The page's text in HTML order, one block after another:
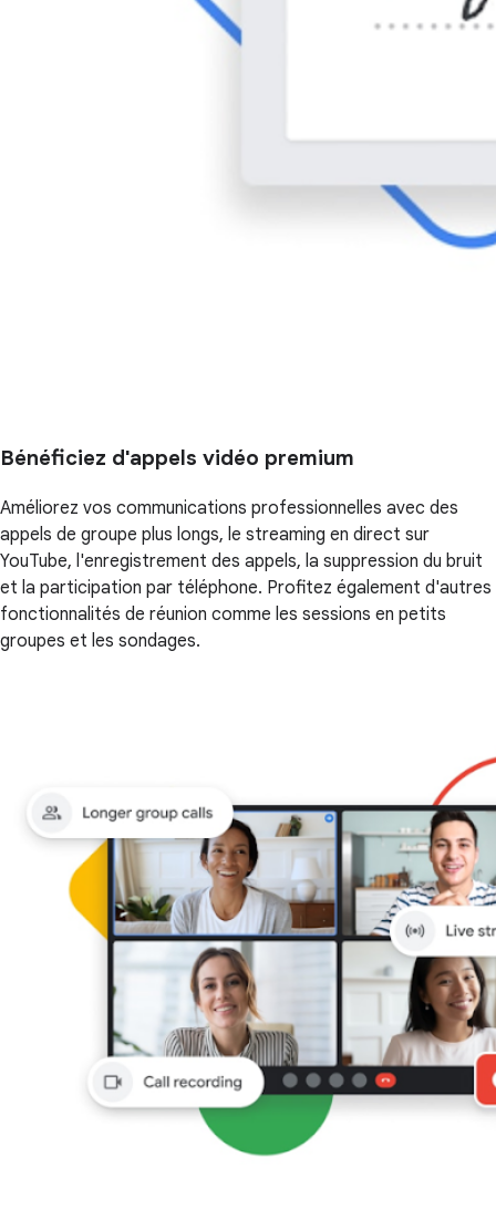
Bénéficiez d'appels vidéo premium
Améliorez vos communications professionnelles avec des
appels de groupe plus longs, le streaming en direct sur
YouTube, l'enregistrement des appels, la suppression du bruit
et la participation par téléphone. Profitez également d'autres
fonctionnalités de réunion comme les sessions en petits
groupes et les sondages.